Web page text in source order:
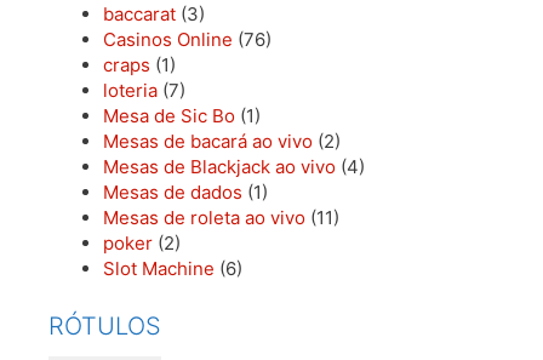
baccarat (3)
Casinos Online (76)
craps (1)
loteria (7)
Mesa de Sic Bo (1)
Mesas de bacará ao vivo (2)
Mesas de Blackjack ao vivo (4)
Mesas de dados (1)
Mesas de roleta ao vivo (11)
poker (2)
Slot Machine (6)
RÓTULOS